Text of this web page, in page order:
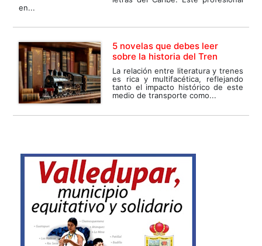
en...
5 novelas que debes leer
sobre la historia del Tren
La relación entre literatura y trenes
es rica y multifacética, reflejando
tanto el impacto histórico de este
medio de transporte como...